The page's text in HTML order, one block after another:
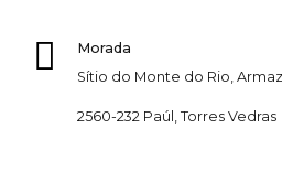
Morada
Sítio do Monte do Rio,
2560-232 Paúl, Torres Vedras